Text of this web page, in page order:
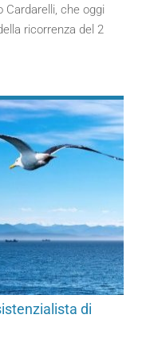
Cardarelli, che oggi
ricorrenza del 2
di